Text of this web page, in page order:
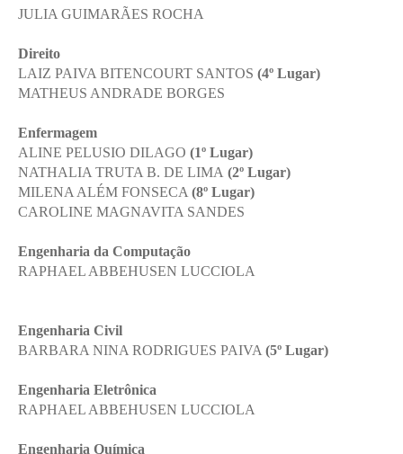
JULIA GUIMARÃES ROCHA
Direito
LAIZ PAIVA BITENCOURT SANTOS (4º Lugar)
MATHEUS ANDRADE BORGES
Enfermagem
ALINE PELUSIO DILAGO (1º Lugar)
NATHALIA TRUTA B. DE LIMA (2º Lugar)
MILENA ALÉM FONSECA (8º Lugar)
CAROLINE MAGNAVITA SANDES
Engenharia da Computação
RAPHAEL ABBEHUSEN LUCCIOLA
Engenharia Civil
BARBARA NINA RODRIGUES PAIVA (5º Lugar)
Engenharia Eletrônica
RAPHAEL ABBEHUSEN LUCCIOLA
Engenharia Química